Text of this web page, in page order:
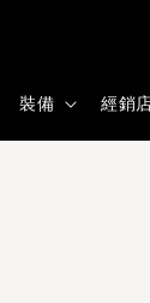
裝備 經銷